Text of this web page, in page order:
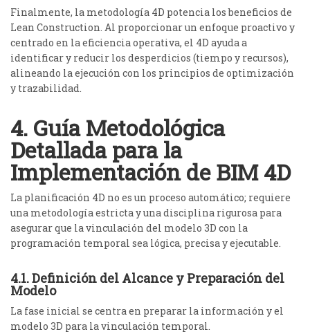
Finalmente, la metodología 4D potencia los beneficios de
Lean Construction. Al proporcionar un enfoque proactivo y
centrado en la eficiencia operativa, el 4D ayuda a
identificar y reducir los desperdicios (tiempo y recursos),
alineando la ejecución con los principios de optimización
y trazabilidad.
4. Guía Metodológica
Detallada para la
Implementación de BIM 4D
La planificación 4D no es un proceso automático; requiere
una metodología estricta y una disciplina rigurosa para
asegurar que la vinculación del modelo 3D con la
programación temporal sea lógica, precisa y ejecutable.
4.1. Definición del Alcance y Preparación del
Modelo
La fase inicial se centra en preparar la información y el
modelo 3D para la vinculación temporal.